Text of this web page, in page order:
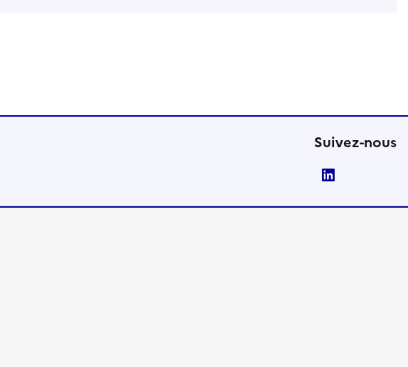
Suivez-nous